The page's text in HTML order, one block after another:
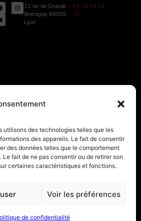
utilisons des technologies telles que les
des appareils. Le fait de consentir
des données telles que le comportement
fait de ne pas consentir ou de retirer son
certaines caractéristiques et fonctions.
Voir les préférences
de confidentialité
11 av. de Grande
Bretagne, 69006
Lyon
04 78 94 51
18